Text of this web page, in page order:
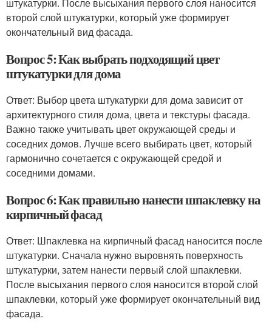
второй слой штукатурки, который уже формирует
окончательный вид фасада.
Вопрос 5: Как выбрать подходящий цвет
штукатурки для дома
Ответ: Выбор цвета штукатурки для дома зависит от
архитектурного стиля дома, цвета и текстуры фасада.
Важно также учитывать цвет окружающей среды и
соседних домов. Лучше всего выбирать цвет, который
гармонично сочетается с окружающей средой и
соседними домами.
Вопрос 6: Как правильно нанести шпаклевку на
кирпичный фасад
Ответ: Шпаклевка на кирпичный фасад наносится после
штукатурки. Сначала нужно выровнять поверхность
штукатурки, затем нанести первый слой шпаклевки.
После высыхания первого слоя наносится второй слой
шпаклевки, который уже формирует окончательный вид
фасада.